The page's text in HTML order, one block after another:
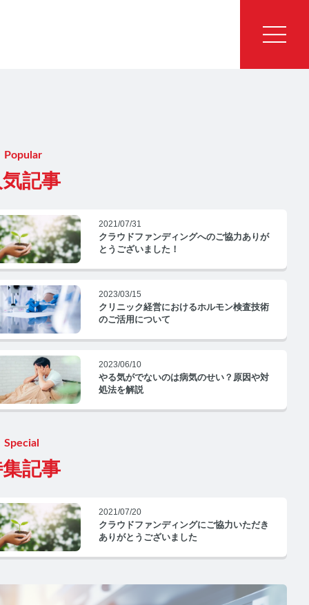
記事
Popular
2021/07/31
クラウドファンディングへのご協力ありが
とうございました！
2023/03/15
クリニック経営におけるホルモン検査技術
のご活用について
2023/06/10
やる気がでないのは病気のせい？原因や対
処法を解説
記事
Special
2021/07/20
クラウドファンディングにご協力いただき
ありがとうございました